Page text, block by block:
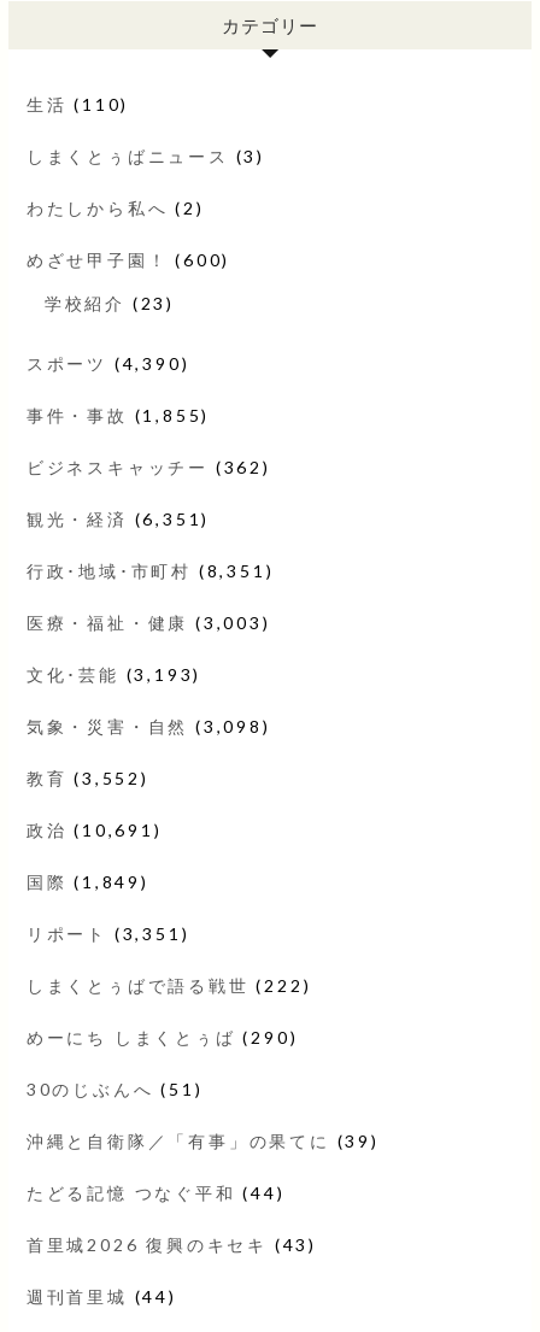
カテゴリー
生活 (110)
しまくとぅばニュース (3)
わたしから私へ (2)
めざせ甲子園！ (600)
学校紹介 (23)
スポーツ (4,390)
事件・事故 (1,855)
ビジネスキャッチー (362)
観光・経済 (6,351)
行政･地域･市町村 (8,351)
医療・福祉・健康 (3,003)
文化･芸能 (3,193)
気象・災害・自然 (3,098)
教育 (3,552)
政治 (10,691)
国際 (1,849)
リポート (3,351)
しまくとぅばで語る戦世 (222)
めーにち しまくとぅば (290)
30のじぶんへ (51)
沖縄と自衛隊／「有事」の果てに (39)
たどる記憶 つなぐ平和 (44)
首里城2026 復興のキセキ (43)
週刊首里城 (44)